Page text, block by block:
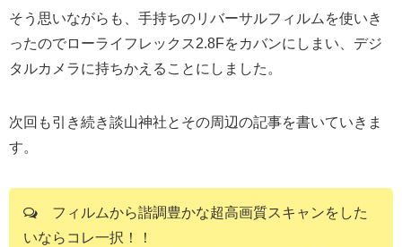
そう思いながらも、手持ちのリバーサルフィルムを使いき
ったのでローライフレックス2.8Fをカバンにしまい、デジ
タルカメラに持ちかえることにしました。
次回も引き続き談山神社とその周辺の記事を書いていきま
す。
フィルムから諧調豊かな超高画質スキャンをした
いならコレ一択！！